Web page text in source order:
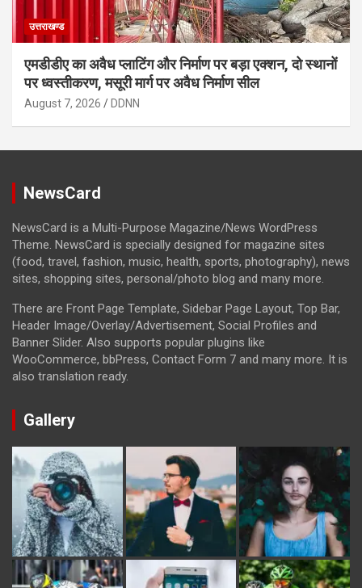
उत्तराखण्ड
एमडीडीए का अवैध प्लाटिंग और निर्माण पर बड़ा एक्शन, दो स्थानों
पर ध्वस्तीकरण, मसूरी मार्ग पर अवैध निर्माण सील
August 7, 2026 DDNN
NewsCard
NewsCard is a Multi-Purpose Magazine/News WordPress
Theme. NewsCard is specially designed for magazine sites
(food, travel, fashion, music, health, sports, photography), news
sites, shopping sites, personal/photo blog and many more.
There are Front Page Template, Sidebar Page Layout, Top Bar,
Header Image/Overlay/Advertisement, Social Profiles and
Banner Slider. Also supports popular plugins like
WooCommerce, bbPress, Contact Form 7 and many more. It is
also translation ready.
Gallery